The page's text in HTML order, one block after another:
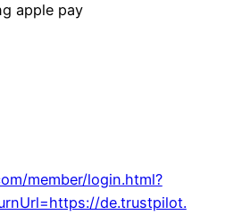
apple pay
member/login.html?
de.trustpilot.